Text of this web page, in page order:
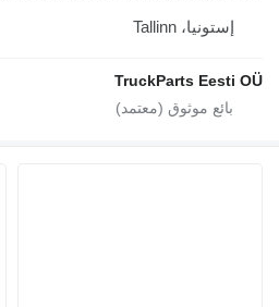
TruckParts